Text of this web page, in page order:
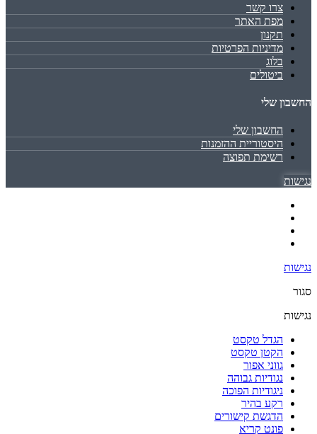
צרו קשר
מפת האתר
תקנון
מדיניות הפרטיות
בלוג
ביטולים
החשבון שלי
החשבון שלי
היסטוריית ההזמנות
רשימת תפוצה
נגישות
נגישות
סגור
נגישות
הגדל טקסט
הקטן טקסט
גווני אפור
נגודיות גבוהה
ניגודיות הפוכה
רקע בהיר
הדגשת קישורים
פונט קריא